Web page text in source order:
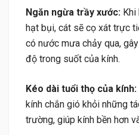
Ngăn ngừa trầy xước: Khi
hạt bụi, cát sẽ cọ xát trực
có nước mưa chảy qua,
độ trong suốt của kính.
Kéo dài tuổi thọ của kính:
kính chắn gió khỏi những
trường, giúp kính bền hơn